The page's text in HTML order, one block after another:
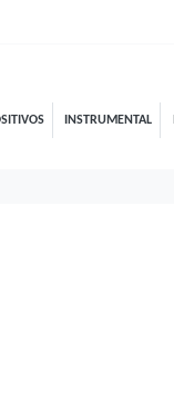
INSTRUMENTAL